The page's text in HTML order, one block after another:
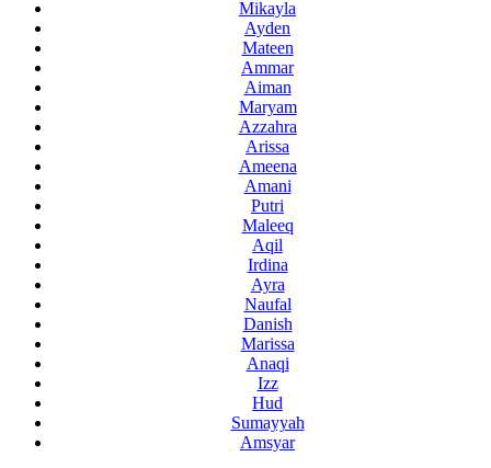
Mikayla
Ayden
Mateen
Ammar
Aiman
Maryam
Azzahra
Arissa
Ameena
Amani
Putri
Maleeq
Aqil
Irdina
Ayra
Naufal
Danish
Marissa
Anaqi
Izz
Hud
Sumayyah
Amsyar